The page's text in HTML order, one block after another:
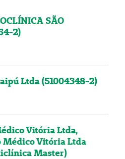
SÃO
2)
Ltda (51004348-2)
Vitória Ltda,
Médico Vitória Ltda
Master)